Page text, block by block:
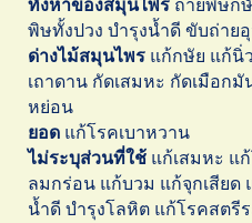
ทั้งห้าของสมุนไพร ถ่ายพิษก
พิษทั้งปวง บำรุงน้ำดี ขับถ่าย
ด่างไม้สมุนไพร แก้กษัย แก้นิ่
เถาดาน กัดเสมหะ กัดเมือกมั
หย่อน
ยอด แก้โรคเบาหวาน
ไม่ระบุส่วนที่ใช้ แก้เสมหะ แ
ลมกร่อน แก้บวม แก้จุกเสียด
น้ำดี บำรุงโลหิต แก้โรคสตรี